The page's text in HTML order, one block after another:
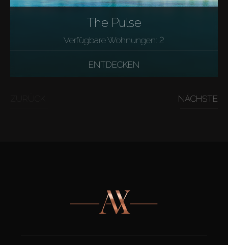
The Pulse
Verfügbare Wohnungen: 2
ENTDECKEN
NÄCHSTE